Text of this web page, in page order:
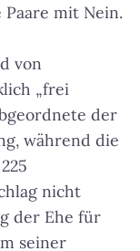
mit Nein.
von
„frei
der
während die
nicht
der Ehe für
seiner